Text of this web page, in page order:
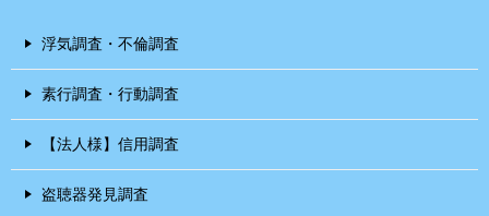
浮気調査・不倫調査
素行調査・行動調査
【法人様】信用調査
盗聴器発見調査